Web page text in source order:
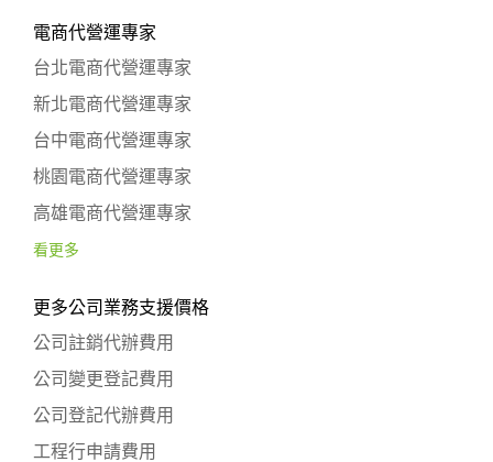
電商代營運專家
台北電商代營運專家
新北電商代營運專家
台中電商代營運專家
桃園電商代營運專家
高雄電商代營運專家
看更多
更多公司業務支援價格
公司註銷代辦費用
公司變更登記費用
公司登記代辦費用
工程行申請費用